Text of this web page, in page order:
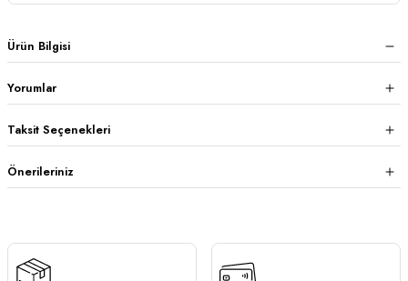
Ürün Bilgisi
Yorumlar
Taksit Seçenekleri
Önerileriniz